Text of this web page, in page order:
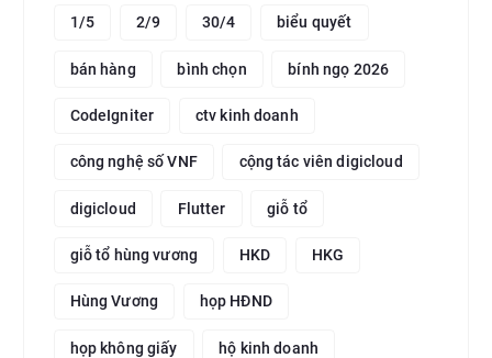
1/5 2/9 30/4 biểu quyết
bán hàng bình chọn bính ngọ 2026
CodeIgniter ctv kinh doanh
công nghệ số VNF cộng tác viên digicloud
digicloud Flutter giỗ tổ
giỗ tổ hùng vương HKD HKG
Hùng Vương họp HĐND
họp không giấy hộ kinh doanh